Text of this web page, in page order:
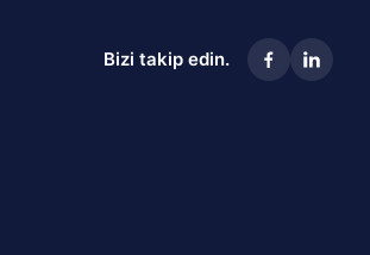
Bizi takip edin.